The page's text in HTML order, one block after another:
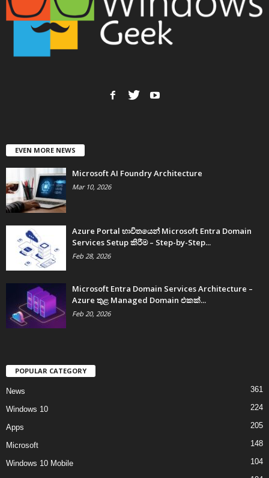
EVEN MORE NEWS
Microsoft AI Foundry Architecture
Mar 10, 2026
Azure Portal භාවිතයෙන් Microsoft Entra Domain
Services Setup කිරීම – Step-by-Step...
Feb 28, 2026
Microsoft Entra Domain Services Architecture –
Azure තුළ Managed Domain එකක්...
Feb 20, 2026
POPULAR CATEGORY
News 361
Windows 10 224
Apps 205
Microsoft 148
Windows 10 Mobile 104